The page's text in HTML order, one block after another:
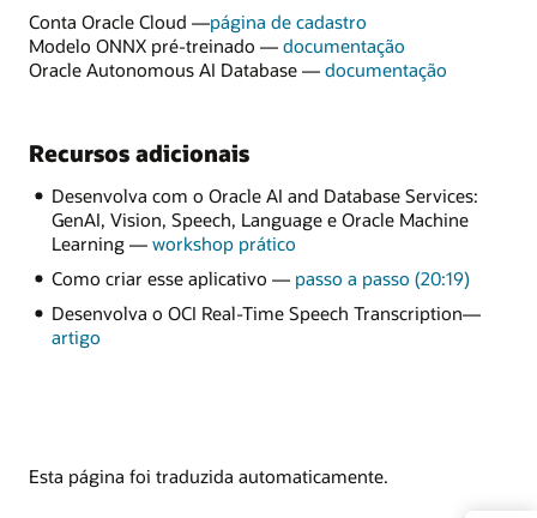
Conta Oracle Cloud —página de cadastro
Modelo ONNX pré-treinado — documentação
Oracle Autonomous AI Database — documentação
Recursos adicionais
Desenvolva com o Oracle AI and Database Services:
GenAI, Vision, Speech, Language e Oracle Machine
Learning — workshop prático
Como criar esse aplicativo — passo a passo (20:19)
Desenvolva o OCI Real-Time Speech Transcription—
artigo
Esta página foi traduzida automaticamente.